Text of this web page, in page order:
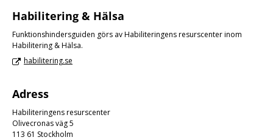
Habilitering & Hälsa
Funktionshindersguiden görs av Habiliteringens resurscenter inom
Habilitering & Hälsa.
habilitering.se
Adress
Habiliteringens resurscenter
Olivecronas väg 5
113 61 Stockholm